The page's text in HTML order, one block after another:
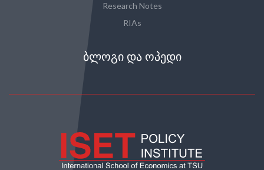
Research Notes
RIAs
ᲑᲚᲝᲒᲘ ᲓᲐ ᲝᲞᲔᲓᲘ